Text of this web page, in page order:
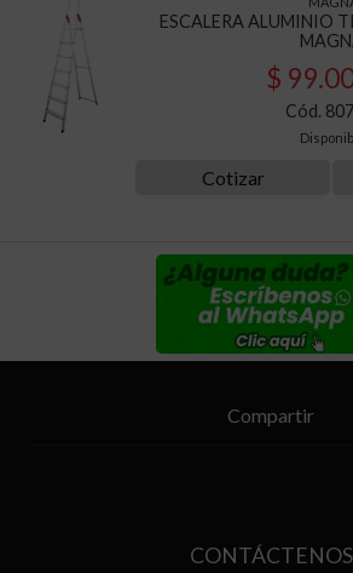
ESCALERA ALUMINIO
$
Cód.
Cotizar
Compartir
CONTÁCTENOS